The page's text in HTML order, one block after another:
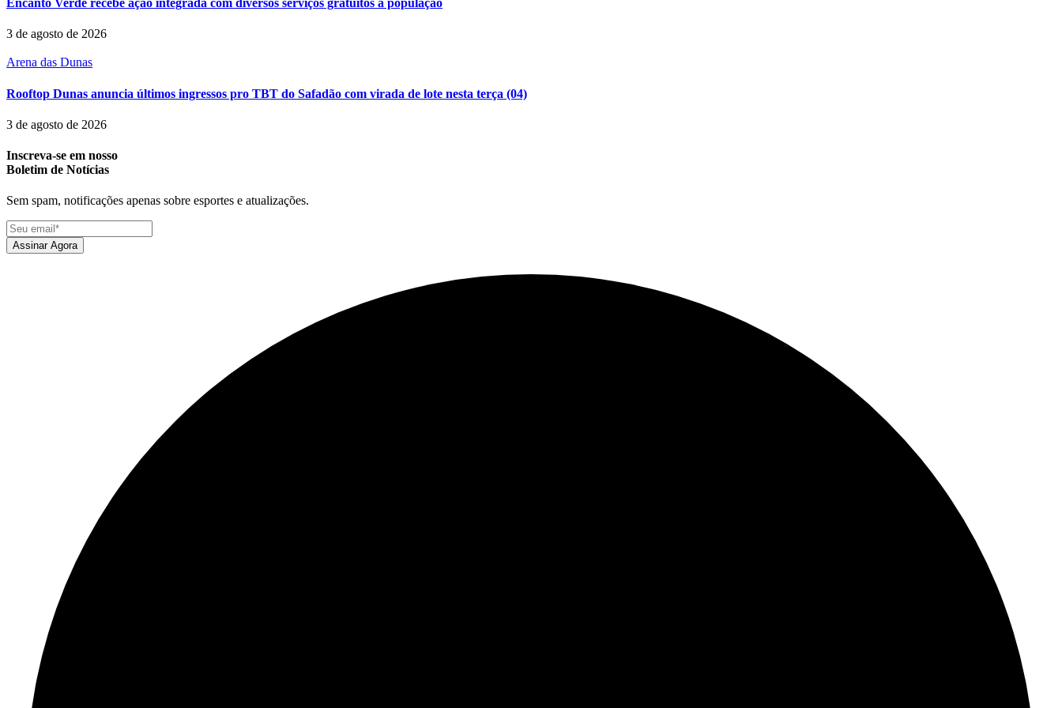
Encanto Verde recebe ação integrada com diversos serviços gratuitos à população
3 de agosto de 2026
Arena das Dunas
Rooftop Dunas anuncia últimos ingressos pro TBT do Safadão com virada de lote nesta terça (04)
3 de agosto de 2026
Inscreva-se em nosso
Boletim de Notícias
Sem spam, notificações apenas sobre esportes e atualizações.
Assinar Agora